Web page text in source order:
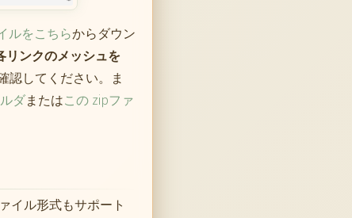
ルをこちらからダウン
リンクのメッシュを
認してください。ま
ダまたはこの zipファ
イル形式もサポート